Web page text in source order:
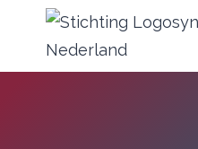
Doorgaan
inhoud